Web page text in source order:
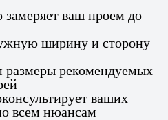
замеряет ваш проем до
ширину и сторону
рекомендуемых
ваших
всем нюансам